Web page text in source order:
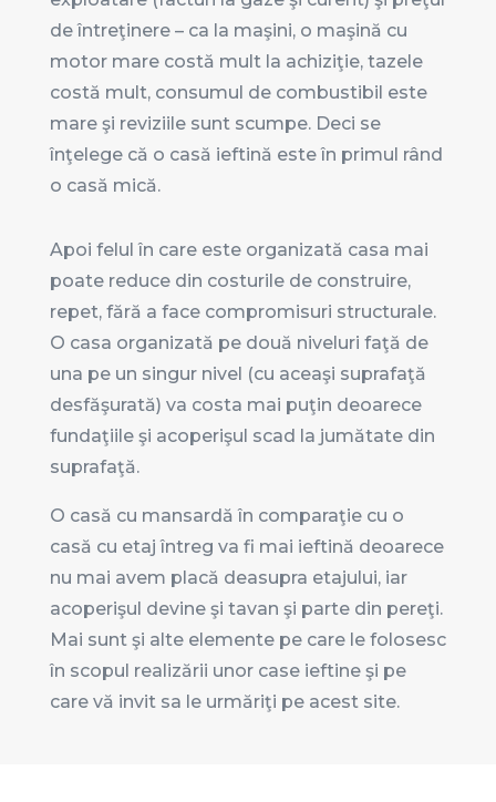
de întreţinere – ca la maşini, o maşină cu
motor mare costă mult la achiziţie, tazele
costă mult, consumul de combustibil este
mare şi reviziile sunt scumpe. Deci se
înţelege că o casă ieftină este în primul rând
o casă mică.
Apoi felul în care este organizată casa mai
poate reduce din costurile de construire,
repet, fără a face compromisuri structurale.
O casa organizată pe două niveluri faţă de
una pe un singur nivel (cu aceaşi suprafaţă
desfăşurată) va costa mai puţin deoarece
fundaţiile şi acoperişul scad la jumătate din
suprafaţă.
O casă cu mansardă în comparaţie cu o
casă cu etaj întreg va fi mai ieftină deoarece
nu mai avem placă deasupra etajului, iar
acoperişul devine şi tavan şi parte din pereţi.
Mai sunt şi alte elemente pe care le folosesc
în scopul realizării unor case ieftine şi pe
care vă invit sa le urmăriţi pe acest site.